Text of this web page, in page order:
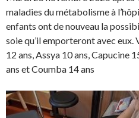
r
e
o
n
F
c
e
r
e
o
n
T
t
t
a
g
e
u
r
maladies du métabolisme à
enfants ont de nouveau la
soie qu’il emporteront avec
12 ans, Assya 10 ans, Capucine
ans et Coumba 14 ans